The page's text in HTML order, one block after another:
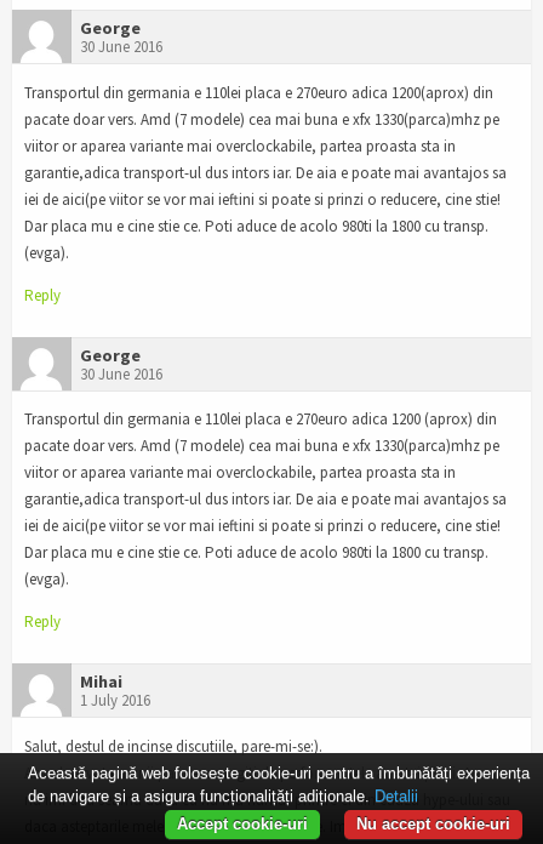
George
30 June 2016
Transportul din germania e 110lei placa e 270euro adica 1200(aprox) din
pacate doar vers. Amd (7 modele) cea mai buna e xfx 1330(parca)mhz pe
viitor or aparea variante mai overclockabile, partea proasta sta in
garantie,adica transport-ul dus intors iar. De aia e poate mai avantajos sa
iei de aici(pe viitor se vor mai ieftini si poate si prinzi o reducere, cine stie!
Dar placa mu e cine stie ce. Poti aduce de acolo 980ti la 1800 cu transp.
(evga).
Reply
George
30 June 2016
Transportul din germania e 110lei placa e 270euro adica 1200 (aprox) din
pacate doar vers. Amd (7 modele) cea mai buna e xfx 1330(parca)mhz pe
viitor or aparea variante mai overclockabile, partea proasta sta in
garantie,adica transport-ul dus intors iar. De aia e poate mai avantajos sa
iei de aici(pe viitor se vor mai ieftini si poate si prinzi o reducere, cine stie!
Dar placa mu e cine stie ce. Poti aduce de acolo 980ti la 1800 cu transp.
(evga).
Reply
Mihai
1 July 2016
Salut, destul de incinse discutiile, pare-mi-se:).
Am observat ca unii par dezamagiti de performantele acestei placi. Acum
nu imi dau seama daca eu nu ma numar printre ei din cauza hype-ului sau
daca asteptarile mele nu au fost hiperbolizate. Imi pare ca au livrat ce au
Această pagină web folosește cookie-uri pentru a îmbunătăți experiența
de navigare și a asigura funcționalițăți adiționale. Detalii
Nu accept cookie-uri
Accept cookie-uri